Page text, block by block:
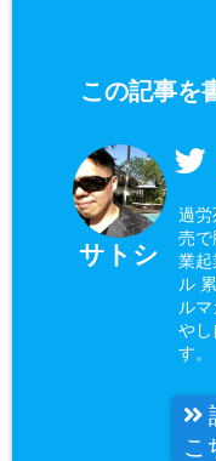
この記事を
サトシ
過労
売で
業起
ル
ル
やし
す。
こ